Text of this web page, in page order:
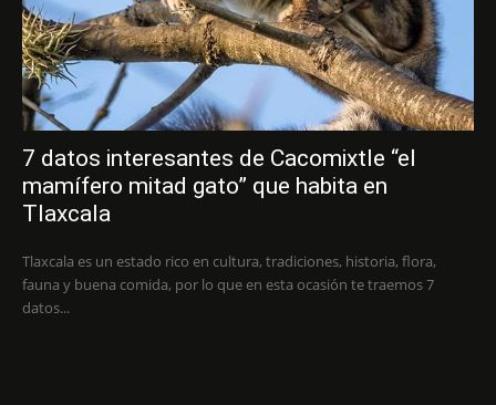
7 datos interesantes de Cacomixtle “el
mamífero mitad gato” que habita en
Tlaxcala
Tlaxcala es un estado rico en cultura, tradiciones, historia, flora,
fauna y buena comida, por lo que en esta ocasión te traemos 7
datos...